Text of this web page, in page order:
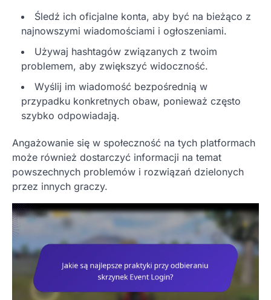
Śledź ich oficjalne konta, aby być na bieżąco z
najnowszymi wiadomościami i ogłoszeniami.
Używaj hashtagów związanych z twoim
problemem, aby zwiększyć widoczność.
Wyślij im wiadomość bezpośrednią w
przypadku konkretnych obaw, ponieważ często
szybko odpowiadają.
Angażowanie się w społeczność na tych platformach
może również dostarczyć informacji na temat
powszechnych problemów i rozwiązań dzielonych
przez innych graczy.